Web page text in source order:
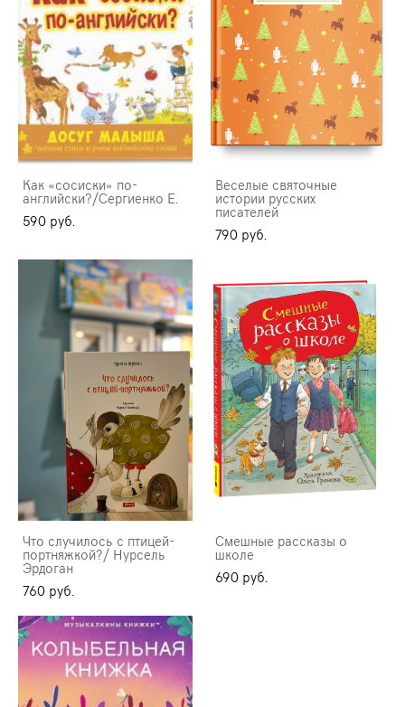
Как «сосиски» по-
английски?/Сергиенко Е.
590 pуб.
Веселые святочные
истории русских
писателей
790 pуб.
Что случилось с птицей-
портняжкой?/ Нурсель
Эрдоган
760 pуб.
Смешные рассказы о
школе
690 pуб.